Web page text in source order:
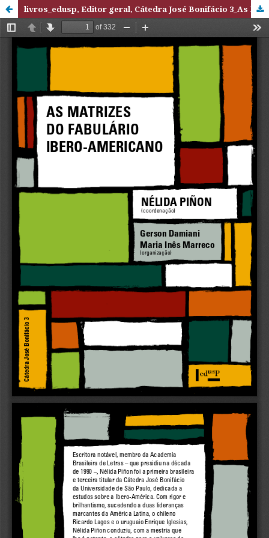
livros_edusp, Editor geral, Cátedra José Bonifácio 3_As Matrizes do Fabulário Ibero-americano.pdf